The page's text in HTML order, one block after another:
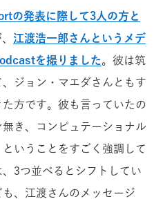
の発表に際して3人の方と
江渡浩一郎さんというメデ
を撮りました。彼は筑
ジョン・マエダさんともす
方です。彼も言っていたの
き、コンピュテーショナル
いうことをすごく強調して
3つ並べるとシフトしてい
、江渡さんのメッセージ